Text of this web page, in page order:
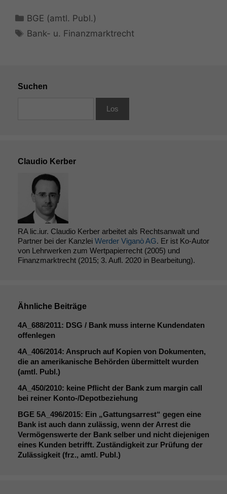
Kategorien
BGE (amtl. Publ.)
Schlagwörter
Bank- u. Finanzmarktrecht
Suchen
Claudio Kerber
RA lic.iur. Claudio Kerber arbeitet als Rechtsanwalt und
Partner bei der Kanzlei Werder Viganò AG. Er ist Ko-Autor
von Lehrwerken zum Wertpapierrecht (2005) und
Finanzmarktrecht (2015; 3. Aufl. 2020 in Bearbeitung).
Ähnliche Beiträge
4A_688/2011: DSG / Bank muss interne Kundendaten
offenlegen
4A_406/2014: Anspruch auf Kopien von Dokumenten,
die an amerikanische Behörden übermittelt wurden
(amtl. Publ.)
4A_450/2010: keine Pflicht der Bank zum margin call
bei reiner Konto-/Depotbeziehung
BGE 5A_496/2015: Ein „Gattungsarrest“ gegen eine
Bank ist auch dann zulässig, wenn der Arrest die
Vermögenswerte der Bank selber und nicht diejenigen
eines Kunden betrifft. Zuständigkeit zur Prüfung der
Zulässigkeit (frz., amtl. Publ.)
deaktivieren,
kann die
Website nicht
zu 100%
anonyme Daten ab,
marketingtechnische
Auswertungen
durchführen zu
uns, unsere Website
zu verbessern.